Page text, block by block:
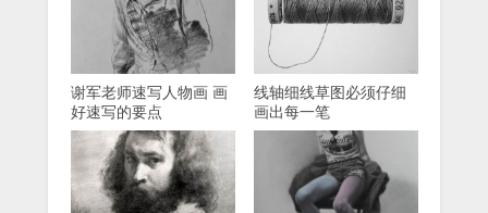
谢军老师速写人物画 画
好速写的要点
线轴细线草图必须仔细
画出每一笔